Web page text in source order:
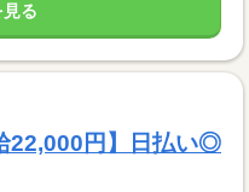
る
22,000円】日払い◎